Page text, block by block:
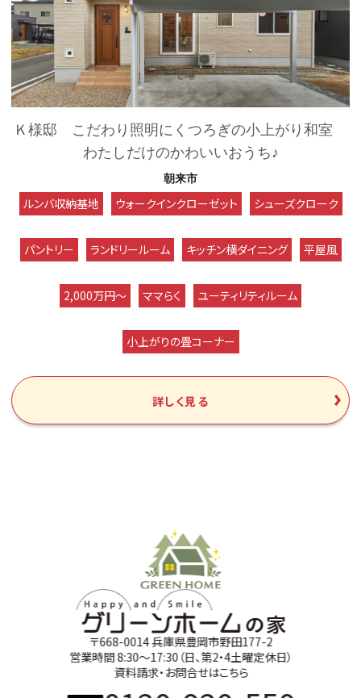
Ｋ様邸 こだわり照明にくつろぎの小上がり和室
わたしだけのかわいいおうち♪
朝来市
ルンバ収納基地 ウォークインクローゼット シューズクローク
パントリー ランドリールーム キッチン横ダイニング 平屋風
2,000万円～ ママらく ユーティリティルーム
小上がりの畳コーナー
詳しく見る
〒668-0014 兵庫県豊岡市野田177-2
営業時間 8:30～17:30（日、第2・4土曜定休日）
資料請求・お問合せはこちら